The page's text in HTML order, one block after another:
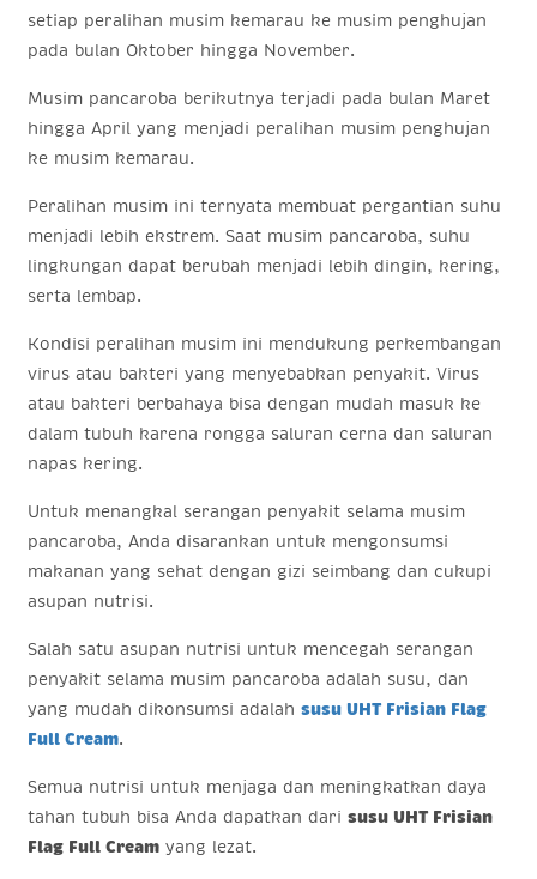
setiap peralihan musim kemarau ke musim penghujan
pada bulan Oktober hingga November.
Musim pancaroba berikutnya terjadi pada bulan Maret
hingga April yang menjadi peralihan musim penghujan
ke musim kemarau.
Peralihan musim ini ternyata membuat pergantian suhu
menjadi lebih ekstrem. Saat musim pancaroba, suhu
lingkungan dapat berubah menjadi lebih dingin, kering,
serta lembap.
Kondisi peralihan musim ini mendukung perkembangan
virus atau bakteri yang menyebabkan penyakit. Virus
atau bakteri berbahaya bisa dengan mudah masuk ke
dalam tubuh karena rongga saluran cerna dan saluran
napas kering.
Untuk menangkal serangan penyakit selama musim
pancaroba, Anda disarankan untuk mengonsumsi
makanan yang sehat dengan gizi seimbang dan cukupi
asupan nutrisi.
Salah satu asupan nutrisi untuk mencegah serangan
penyakit selama musim pancaroba adalah susu, dan
yang mudah dikonsumsi adalah susu UHT Frisian Flag
Full Cream
Semua nutrisi untuk menjaga dan meningkatkan daya
tahan tubuh bisa Anda dapatkan dari susu UHT Frisian
Flag Full Cream yang lezat.